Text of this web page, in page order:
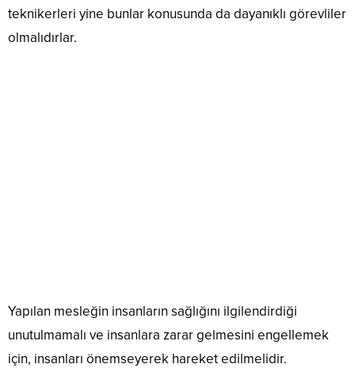
teknikerleri yine bunlar konusunda da dayanıklı görevliler
olmalıdırlar.
Yapılan mesleğin insanların sağlığını ilgilendirdiği
unutulmamalı ve insanlara zarar gelmesini engellemek
için, insanları önemseyerek hareket edilmelidir.